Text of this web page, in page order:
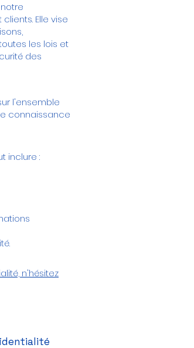
Elle vise
les lois et
des
l'ensemble
connaissance
inclure :
n'hésitez